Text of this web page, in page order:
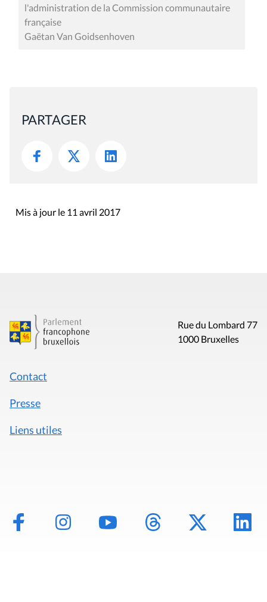
l'administration de la Commission communautaire
française
Gaëtan Van Goidsenhoven
PARTAGER
Mis à jour le 11 avril 2017
Rue du Lombard 77
1000 Bruxelles
Contact
Presse
Liens utiles